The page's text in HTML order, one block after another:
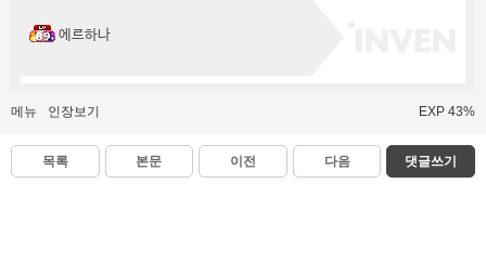
에르하나
메뉴 인장보기 EXP 43%
목록 본문 이전 다음 댓글쓰기